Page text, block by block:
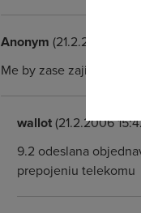
Anonym (21.2.2006
Me by zase zajimalo jak
wallot(21.2.2006
9.2 odeslana
prepojeniu telekomu